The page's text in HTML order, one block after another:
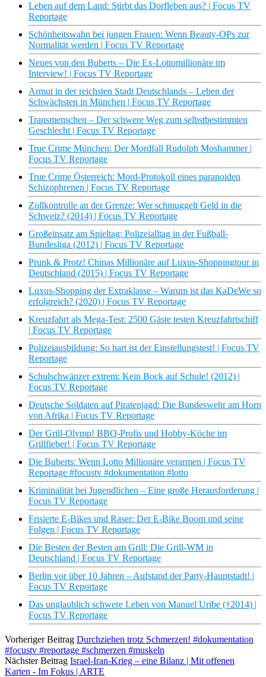
Leben auf dem Land: Stirbt das Dorfleben aus? | Focus TV
Reportage
Schönheitswahn bei jungen Frauen: Wenn Beauty-OPs zur
Normalität werden | Focus TV Reportage
Neues von den Buberts – Die Ex-Lottomillionäre im
Interview! | Focus TV Reportage
Armut in der reichsten Stadt Deutschlands – Leben der
Schwächsten in München | Focus TV Reportage
Transmenschen – Der schwere Weg zum selbstbestimmten
Geschlecht | Focus TV Reportage
True Crime München: Der Mordfall Rudolph Moshammer |
Focus TV Reportage
True Crime Österreich: Mord-Protokoll eines paranoiden
Schizophrenen | Focus TV Reportage
Zollkontrolle an der Grenze: Wer schmuggelt Geld in die
Schweiz? (2014) | Focus TV Reportage
Großeinsatz am Spieltag: Polizeialltag in der Fußball-
Bundesliga (2012) | Focus TV Reportage
Prunk & Protz! Chinas Millionäre auf Luxus-Shoppingtour in
Deutschland (2015) | Focus TV Reportage
Luxus-Shopping der Extraklasse – Warum ist das KaDeWe so
erfolgreich? (2020) | Focus TV Reportage
Kreuzfahrt als Mega-Test: 2500 Gäste testen Kreuzfahrtschiff
| Focus TV Reportage
Polizeiausbildung: So hart ist der Einstellungstest! | Focus TV
Reportage
Schulschwänzer extrem: Kein Bock auf Schule! (2012) |
Focus TV Reportage
Deutsche Soldaten auf Piratenjagd: Die Bundeswehr am Horn
von Afrika | Focus TV Reportage
Der Grill-Olymp! BBQ-Profis und Hobby-Köche im
Grillfieber! | Focus TV Reportage
Die Buberts: Wenn Lotto Millionäre verarmen | Focus TV
Reportage #focustv #dokumentation #lotto
Kriminalität bei Jugendlichen – Eine große Herausforderung |
Focus TV Reportage
Frisierte E-Bikes und Raser: Der E-Bike Boom und seine
Folgen | Focus TV Reportage
Die Besten der Besten am Grill: Die Grill-WM in
Deutschland | Focus TV Reportage
Berlin vor über 10 Jahren – Aufstand der Party-Hauptstadt! |
Focus TV Reportage
Das unglaublich schwere Leben von Manuel Uribe (†2014) |
Focus TV Reportage
Vorheriger Beitrag Durchziehen trotz Schmerzen! #dokumentation
#focustv #reportage #schmerzen #muskeln
Nächster Beitrag Israel-Iran-Krieg – eine Bilanz | Mit offenen
Karten - Im Fokus | ARTE